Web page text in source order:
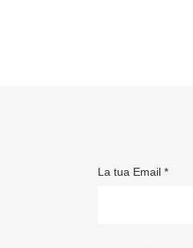
La tua Email *